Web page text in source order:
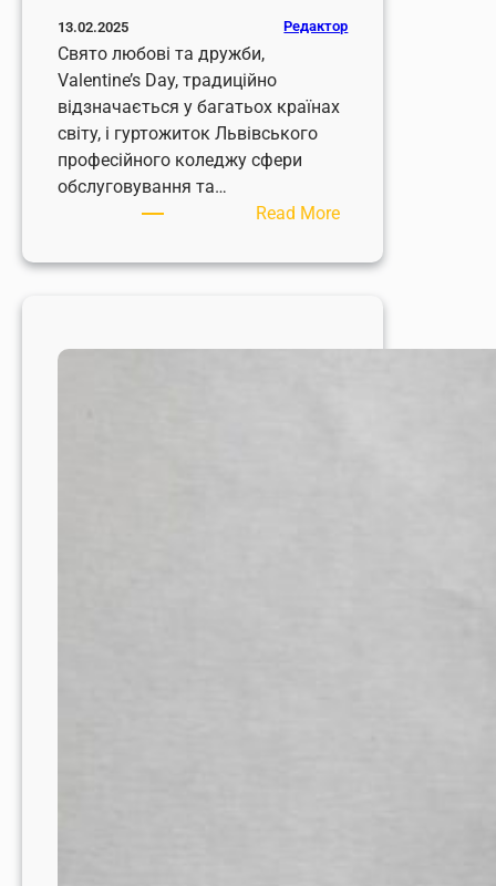
13.02.2025 Редактор
Свято любові та дружби,
Valentine’s Day, традиційно
відзначається у багатьох країнах
світу, і гуртожиток Львівського
професійного коледжу сфери
обслуговування та…
Read More:
Valentine’s
гуртожитку